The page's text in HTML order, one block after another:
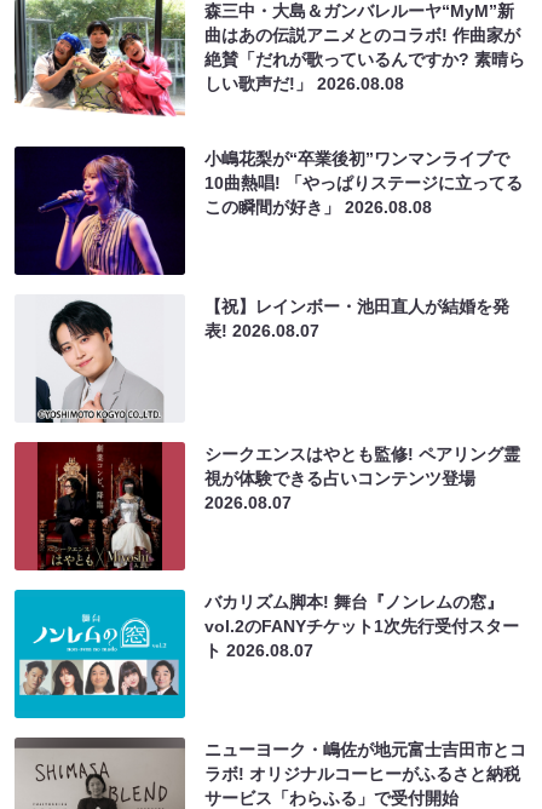
森三中・大島＆ガンバレルーヤ“MyM”新
曲はあの伝説アニメとのコラボ! 作曲家が
絶賛「だれが歌っているんですか? 素晴ら
しい歌声だ!」2026.08.08
小嶋花梨が“卒業後初”ワンマンライブで
10曲熱唱! 「やっぱりステージに立ってる
この瞬間が好き」2026.08.08
【祝】レインボー・池田直人が結婚を発
表!2026.08.07
シークエンスはやとも監修! ペアリング霊
視が体験できる占いコンテンツ登場
2026.08.07
バカリズム脚本! 舞台『ノンレムの窓』
vol.2のFANYチケット1次先行受付スター
ト2026.08.07
ニューヨーク・嶋佐が地元富士吉田市とコ
ラボ! オリジナルコーヒーがふるさと納税
サービス「わらふる」で受付開始